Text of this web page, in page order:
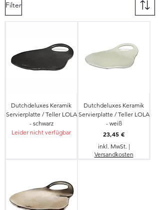
Filter
Dutchdeluxes Keramik
Servierplatte / Teller LOLA
- schwarz
Leider nicht verfügbar
Dutchdeluxes Keramik
Servierplatte / Teller LOLA
- weiß
Preis
23,45 €
inkl. MwSt. |
Versandkosten